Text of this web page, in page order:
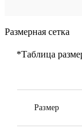
Размерная сетка
*Таблица
Размер